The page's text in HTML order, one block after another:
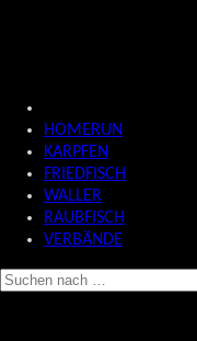
HOMERUN
KARPFEN
FRIEDFISCH
WALLER
RAUBFISCH
VERBÄNDE